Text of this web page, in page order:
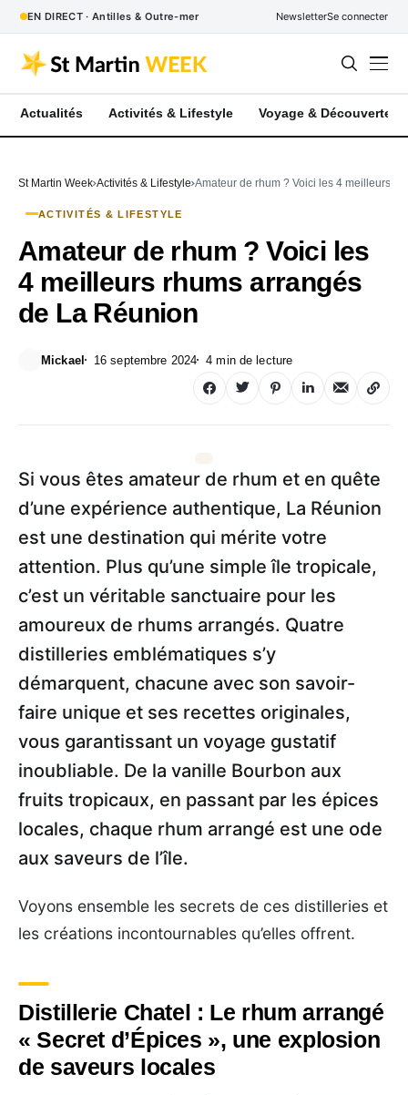
EN DIRECT · Antilles & Outre-mer NewsletterSe connecter
Actualités Activités & Lifestyle Voyage & Découverte
St Martin Week Activités & Lifestyle Amateur de rhum ? Voici les 4 meilleurs
ACTIVITÉS & LIFESTYLE
Amateur de rhum ? Voici les
4 meilleurs rhums arrangés
de La Réunion
Mickael 16 septembre 2024 4 min de lecture
Si vous êtes amateur de rhum et en quête
d’une expérience authentique, La Réunion
est une destination qui mérite votre
attention. Plus qu’une simple île tropicale,
c’est un véritable sanctuaire pour les
amoureux de rhums arrangés. Quatre
distilleries emblématiques s’y
démarquent, chacune avec son savoir-
faire unique et ses recettes originales,
vous garantissant un voyage gustatif
inoubliable. De la vanille Bourbon aux
fruits tropicaux, en passant par les épices
locales, chaque rhum arrangé est une ode
aux saveurs de l’île.
Voyons ensemble les secrets de ces distilleries et
les créations incontournables qu’elles offrent.
Distillerie Chatel : Le rhum arrangé
« Secret d’Épices », une explosion
de saveurs locales